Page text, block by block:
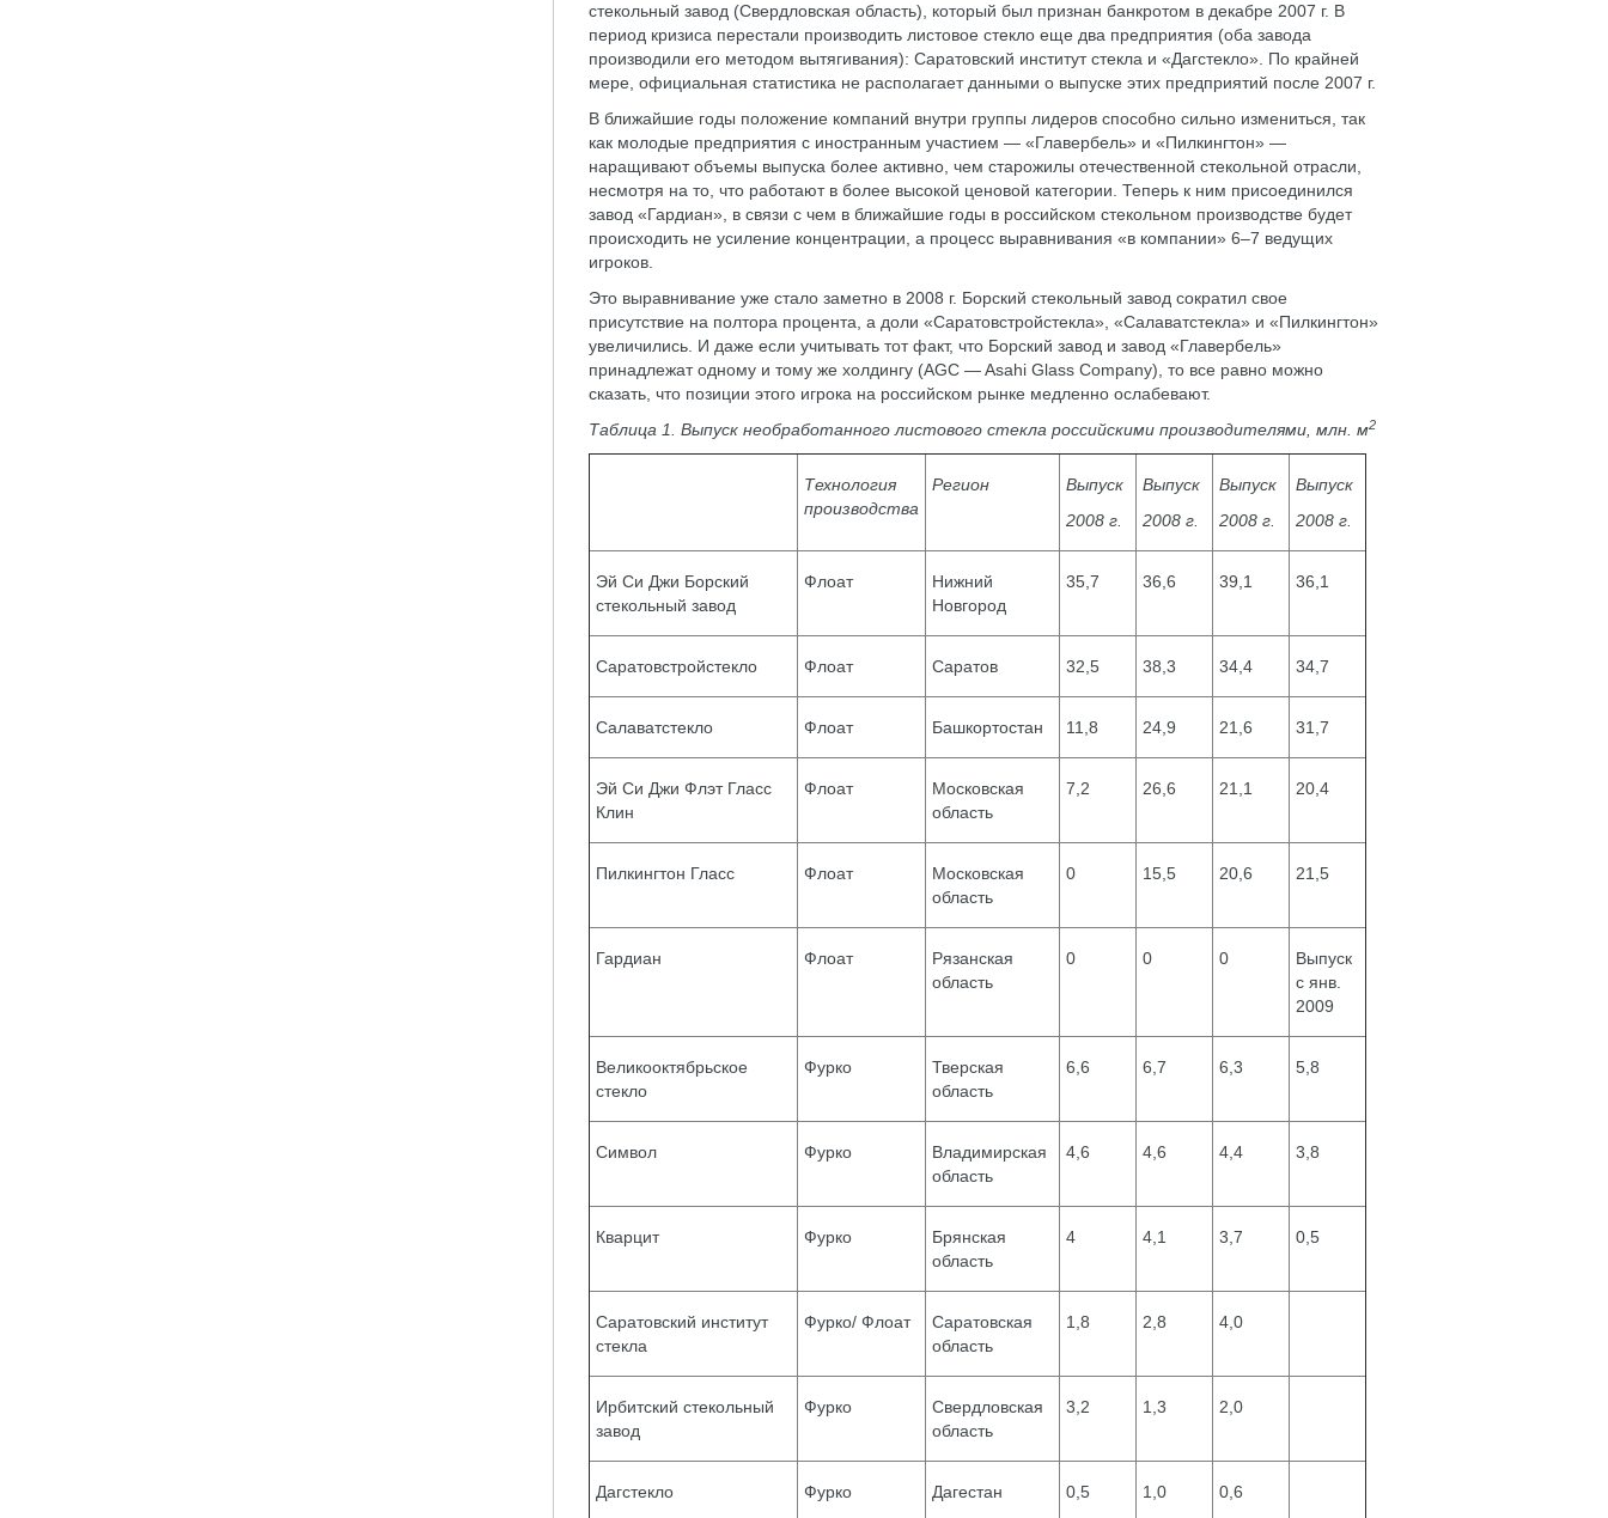
стекольный завод (Свердловская область), который был признан банкротом в декабре 2007 г. В
период кризиса перестали производить листовое стекло еще два предприятия (оба завода
производили его методом вытягивания): Саратовский институт стекла и «Дагстекло». По крайней
мере, официальная статистика не располагает данными о выпуске этих предприятий после 2007 г.
В ближайшие годы положение компаний внутри группы лидеров способно сильно измениться, так
как молодые предприятия с иностранным участием — «Главербель» и «Пилкингтон» —
наращивают объемы выпуска более активно, чем старожилы отечественной стекольной отрасли,
несмотря на то, что работают в более высокой ценовой категории. Теперь к ним присоединился
завод «Гардиан», в связи с чем в ближайшие годы в российском стекольном производстве будет
происходить не усиление концентрации, а процесс выравнивания «в компании» 6–7 ведущих
игроков.
Это выравнивание уже стало заметно в 2008 г. Борский стекольный завод сократил свое
присутствие на полтора процента, а доли «Саратовстройстекла», «Салаватстекла» и «Пилкингтон»
увеличились. И даже если учитывать тот факт, что Борский завод и завод «Главербель»
принадлежат одному и тому же холдингу (AGC — Asahi Glass Company), то все равно можно
сказать, что позиции этого игрока на российском рынке медленно ослабевают.
Таблица 1. Выпуск необработанного листового стекла российскими производителями, млн. м2
Технология
производства
Регион
Выпуск
2008 г.
Выпуск
2008 г.
Выпуск
2008 г.
Выпуск
2008 г.
Эй Си Джи Борский
стекольный завод
Флоат
Нижний
Новгород
35,7 36,6 39,1 36,1
Саратовстройстекло Флоат Саратов 32,5 38,3 34,4 34,7
Салаватстекло Флоат Башкортостан 11,8 24,9 21,6 31,7
Эй Си Джи Флэт Гласс
Клин
Флоат
Московская
область
7,2 26,6 21,1 20,4
Пилкингтон Гласс Флоат
Московская
область
0 15,5 20,6 21,5
Гардиан Флоат
Рязанская
область
0 0 0
Выпуск
с янв.
2009
Великооктябрьское
стекло
Фурко
Тверская
область
6,6 6,7 6,3 5,8
Символ Фурко
Владимирская
область
4,6 4,6 4,4 3,8
Кварцит Фурко
Брянская
область
4 4,1 3,7 0,5
Саратовский институт
стекла
Фурко/ Флоат
Саратовская
область
1,8 2,8 4,0
Ирбитский стекольный
завод
Фурко
Свердловская
область
3,2 1,3 2,0
Дагстекло Фурко Дагестан 0,5 1,0 0,6